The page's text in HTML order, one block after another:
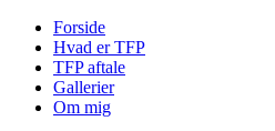
Forside
Hvad er TFP
TFP aftale
Gallerier
Om mig